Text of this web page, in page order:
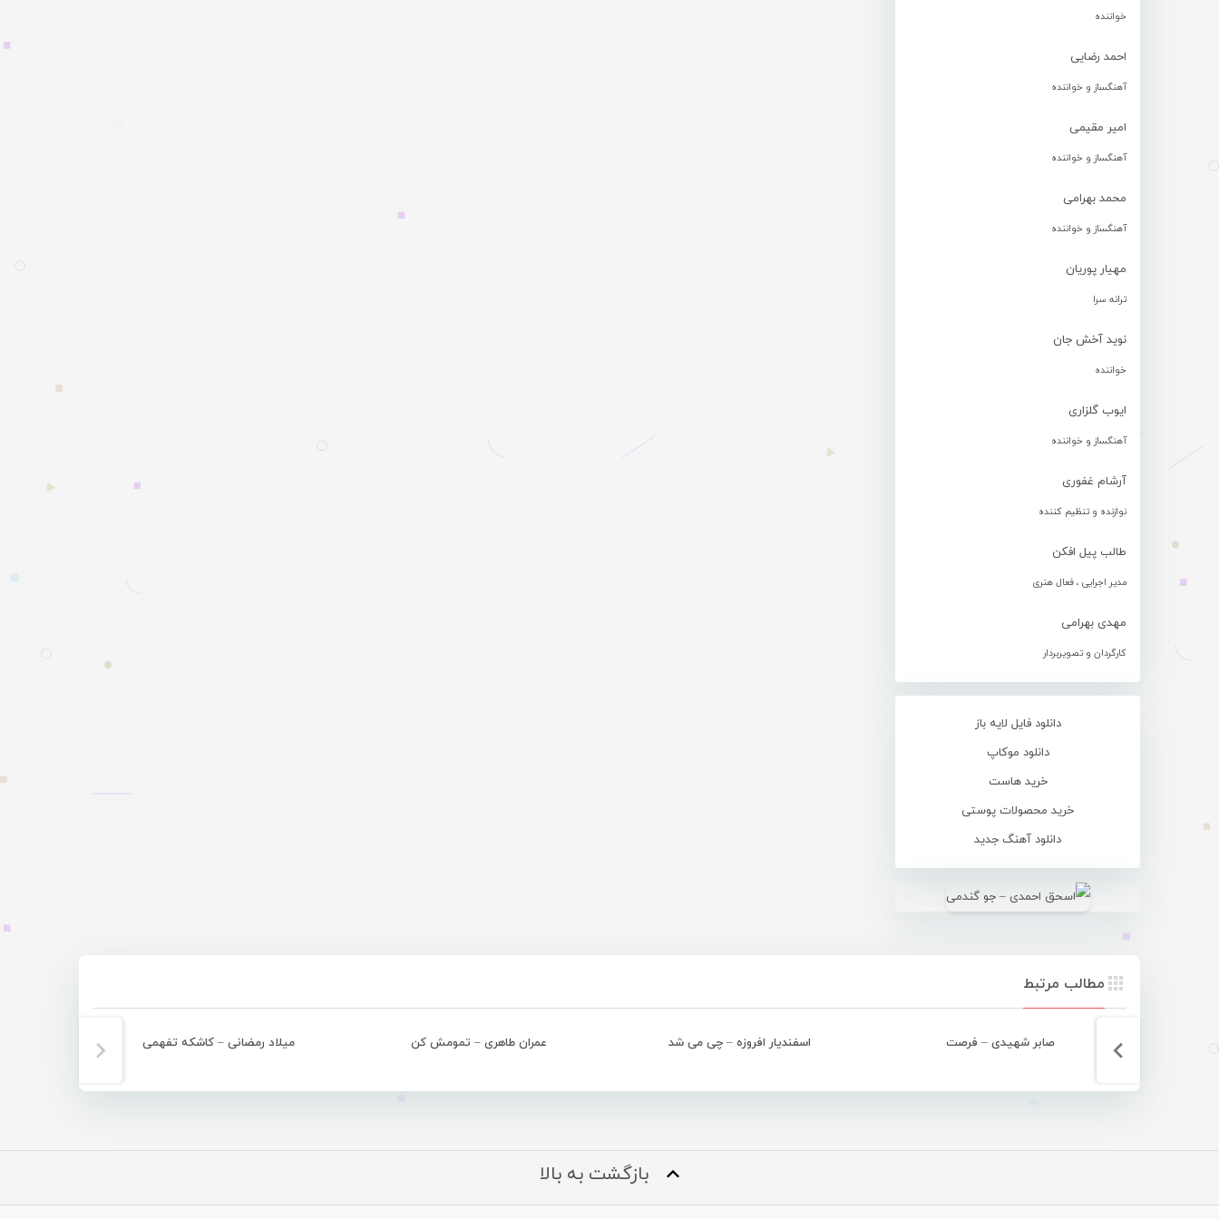
خواننده
احمد رضایی
آهنگساز و خواننده
امیر مقیمی
آهنگساز و خواننده
محمد بهرامی
آهنگساز و خواننده
مهیار پوریان
ترانه سرا
نوید آخش جان
خواننده
ایوب گلزاری
آهنگساز و خواننده
آرشام غفوری
نوازنده و تنظیم کننده
طالب پیل افکن
مدیر اجرایی ، فعال هنری
مهدی بهرامی
کارگردان و تصویربردار
دانلود فایل لایه باز
دانلود موکاپ
خرید هاست
خرید محصولات پوستی
دانلود آهنگ جدید
مطالب مرتبط
صابر شهیدی – فرصت اسفندیار افروزه – چی می شد عمران طاهری – تمومش کن میلاد رمضانی – کاشکه تفهمی
بازگشت به بالا